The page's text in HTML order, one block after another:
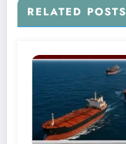
RELATED POSTS